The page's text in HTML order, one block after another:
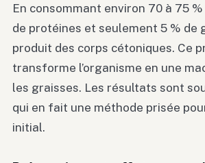
En consommant environ 70 à 75
de protéines et seulement 5 % de
produit des corps cétoniques. Ce
transforme l’organisme en une
les graisses. Les résultats sont
qui en fait une méthode prisée
initial.